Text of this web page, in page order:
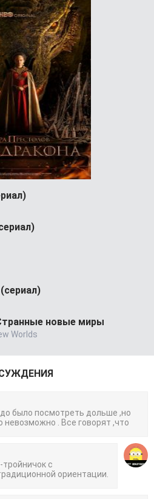
новые миры
Worlds
было посмотреть дольше ,но
невозможно . Все говорят ,что
с
ориентации.